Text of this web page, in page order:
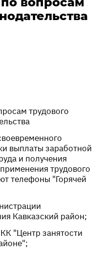
трудового
выплаты заработной
и получения
трудового
телефоны "Горячей
Кавказский район;
"Центр занятости